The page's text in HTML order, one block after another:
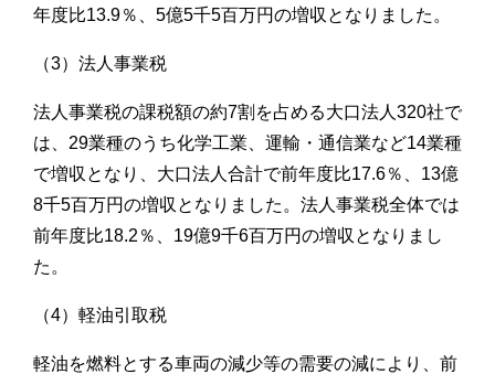
年度比13.9％、5億5千5百万円の増収となりました。
（3）法人事業税
法人事業税の課税額の約7割を占める大口法人320社で
は、29業種のうち化学工業、運輸・通信業など14業種
で増収となり、大口法人合計で前年度比17.6％、13億
8千5百万円の増収となりました。法人事業税全体では
前年度比18.2％、19億9千6百万円の増収となりまし
た。
（4）軽油引取税
軽油を燃料とする車両の減少等の需要の減により、前